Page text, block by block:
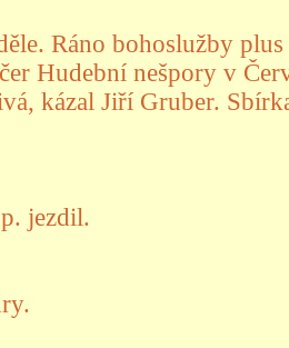
Ráno bohoslužby
Hudební nešpory v
kázal Jiří Gruber.
jezdil.